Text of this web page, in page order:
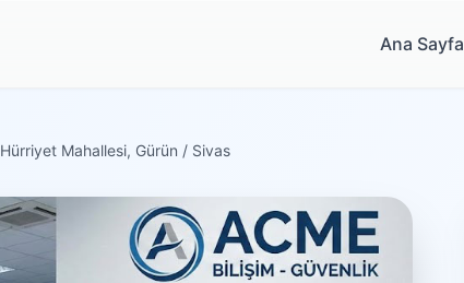
Ana Sayfa
Hürriyet Mahallesi, Gürün / Sivas